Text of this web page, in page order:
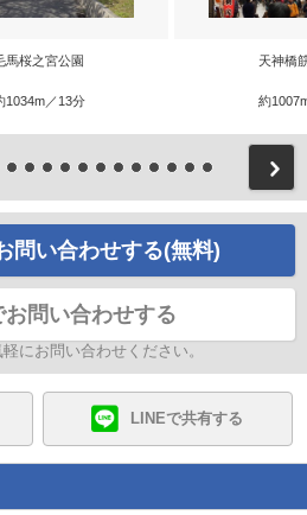
馬桜之宮公園
1034m／13分
天神橋
約
問い合わせする(無料)
お問い合わせする
にお問い合わせください。
LINEで共有する